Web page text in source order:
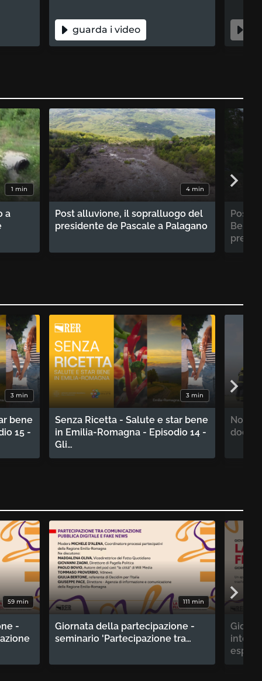
guarda i video
1 min
a
4 min
Post alluvione, il sopralluogo del
presidente de Pascale a Palagano
Post
3 min
bene
15 -
3 min
Senza Ricetta - Salute e star bene
in Emilia-Romagna - Episodio 14 -
Gli…
Non
59 min
-
111 min
Giornata della partecipazione -
seminario 'Partecipazione tra…
esperti